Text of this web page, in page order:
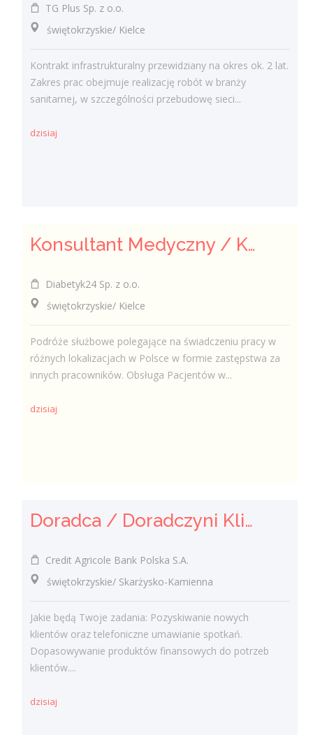
TG Plus Sp. z o.o.
świętokrzyskie/ Kielce
Kontrakt infrastrukturalny przewidziany na okres ok. 2 lat.
Zakres prac obejmuje realizację robót w branży
sanitarnej, w szczególności przebudowę sieci...
dzisiaj
Konsultant Medyczny / Konsultantka Medyczna w sklepie medycznym (Fizjoterapeuta, Technik farmaceutyczny, Technik ortopeda)
Diabetyk24 Sp. z o.o.
świętokrzyskie/ Kielce
Podróże służbowe polegające na świadczeniu pracy w
różnych lokalizacjach w Polsce w formie zastępstwa za
innych pracowników. Obsługa Pacjentów w...
dzisiaj
Doradca / Doradczyni Klienta
Credit Agricole Bank Polska S.A.
świętokrzyskie/ Skarżysko-Kamienna
Jakie będą Twoje zadania: Pozyskiwanie nowych
klientów oraz telefoniczne umawianie spotkań.
Dopasowywanie produktów finansowych do potrzeb
klientów....
dzisiaj